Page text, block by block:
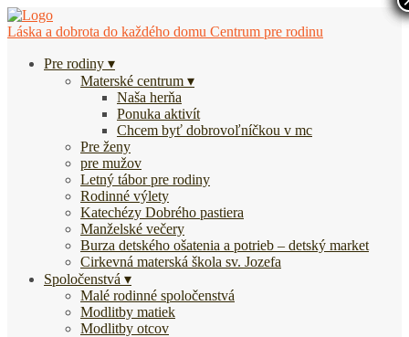
Láska a dobrota do každého domu Centrum pre rodinu
Pre rodiny
Materské centrum
Naša herňa
Ponuka aktivít
Chcem byť dobrovoľníčkou v mc
Pre ženy
pre mužov
Letný tábor pre rodiny
Rodinné výlety
Katechézy Dobrého pastiera
Manželské večery
Burza detského ošatenia a potrieb – detský market
Cirkevná materská škola sv. Jozefa
Spoločenstvá
Malé rodinné spoločenstvá
Modlitby matiek
Modlitby otcov